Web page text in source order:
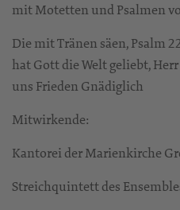
mit Motetten und Psalmen
Die mit Tränen säen, Psalm
hat Gott die Welt geliebt,
uns Frieden Gnädiglich
Mitwirkende:
Kantorei der Marienkirche
Streichquintett des